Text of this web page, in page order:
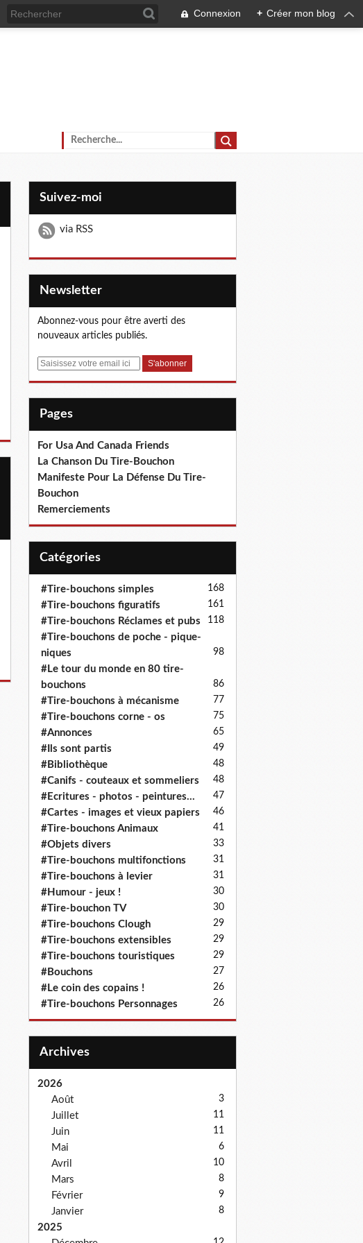
Connexion + Créer mon blog
Suivez-moi
via RSS
Newsletter
Abonnez-vous pour être averti des
nouveaux articles publiés.
E
Pages
For Usa And Canada Friends
La Chanson Du Tire-Bouchon
Manifeste Pour La Défense Du Tire-
Bouchon
Remerciements
Catégories
#Tire-bouchons simples 168
#Tire-bouchons figuratifs 161
#Tire-bouchons Réclames et pubs 118
#Tire-bouchons de poche - pique-
niques
98
#Le tour du monde en 80 tire-
bouchons
86
#Tire-bouchons à mécanisme 77
#Tire-bouchons corne - os 75
#Annonces 65
#Ils sont partis 49
#Bibliothèque 48
#Canifs - couteaux et sommeliers 48
#Ecritures - photos - peintures... 47
#Cartes - images et vieux papiers 46
#Tire-bouchons Animaux 41
#Objets divers 33
#Tire-bouchons multifonctions 31
#Tire-bouchons à levier 31
#Humour - jeux ! 30
#Tire-bouchon TV 30
#Tire-bouchons Clough 29
#Tire-bouchons extensibles 29
#Tire-bouchons touristiques 29
#Bouchons 27
#Le coin des copains ! 26
#Tire-bouchons Personnages 26
Archives
2026
Août
3
Juillet 11
Juin 11
Mai 6
Avril 10
Mars 8
Février 9
Janvier 8
2025